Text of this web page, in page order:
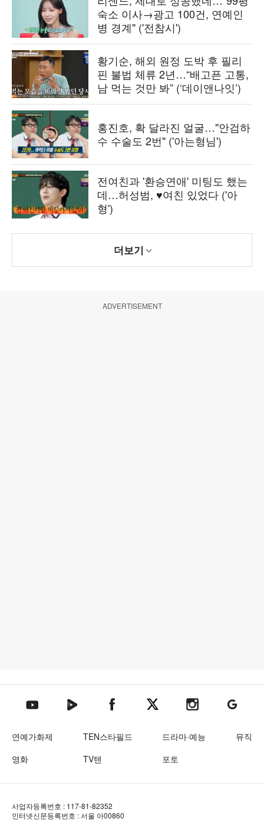
숙소 이사→광고 100건, 연예인
병 경계" ('전참시')
황기순, 해외 원정 도박 후 필리
핀 불법 체류 2년…“배고픈 고통,
남 먹는 것만 봐” (‘데이앤나잇’)
홍진호, 확 달라진 얼굴…"안검하
수 수술도 2번" ('아는형님')
전여친과 '환승연애' 미팅도 했는
데…허성범, ♥여친 있었다 ('아
형')
더보기
ADVERTISEMENT
텐아시아 유튜브텐아시아 네이버TV텐아시아 페이스북텐아시아 엑스텐아시아 인스타그램
텐아시아
연예가화제 TEN스타필드 드라마·예능
뮤직
영화
TV텐 포토
사업자등록번호 : 117-81-82352
인터넷신문등록번호 : 서울 아00860